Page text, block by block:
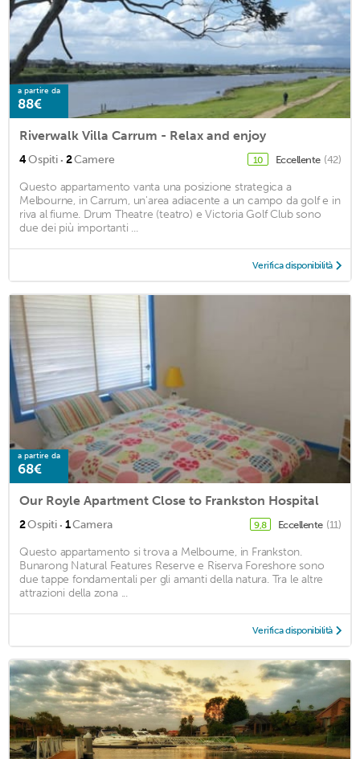
a partire da
88€
Riverwalk Villa Carrum - Relax and enjoy
4Ospiti · 2Camere 10 Eccellente (42)
Questo appartamento vanta una posizione strategica a
Melbourne, in Carrum, un'area adiacente a un campo da golf e in
riva al fiume. Drum Theatre (teatro) e Victoria Golf Club sono
due dei più importanti ...
Verifica disponibilità
a partire da
68€
Our Royle Apartment Close to Frankston Hospital
2Ospiti · 1Camera 9,8 Eccellente (11)
Questo appartamento si trova a Melbourne, in Frankston.
Bunarong Natural Features Reserve e Riserva Foreshore sono
due tappe fondamentali per gli amanti della natura. Tra le altre
attrazioni della zona ...
Verifica disponibilità